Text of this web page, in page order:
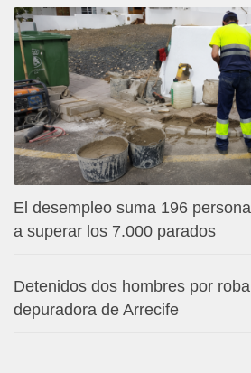
El desempleo suma 196
a superar los 7.000 parados
Detenidos dos hombres por
depuradora de Arrecife